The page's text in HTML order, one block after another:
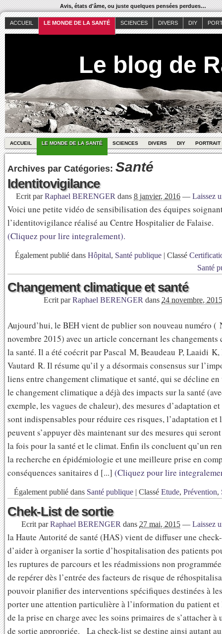
Avis, états d'âme, ou juste quelques pensées perdues…
ACCUEIL LE MONDE DE LA SANTÉ SCIENCES DIVERS DIY
Le blog de
ACCUEIL LE MONDE DE LA SANTÉ SCIENCES DIVERS DIY PORTRAIT
Archives par Catégories: Santé
Identitovigilance
Ecrit parRaphael BERENGER dans 8 janvier, 2016 — Laissez
Voici une petite vidéo de sensibilisation des équipes
l’identitovigilance réalisé au Centre Hospitalier de
(Cliquez pour lire integralement).
Également publié dans Hôpital, Santé publique | Classé
Santé
Changement climatique et santé
Ecrit parRaphael BERENGER dans 24 novembre, 2015
Aujourd’hui, le BEH vient de publier son nouveau numéro (
novembre 2015) avec un article concernant les
la santé. Il a été coécrit par Pascal M, Beaudeau P, Laaidi K,
Vautard R. Il résume qu’il y a désormais consensus sur
liens entre changement climatique et santé, qui se décline
le changement climatique a déjà des impacts sur la santé
exemple, les vagues de chaleur), des mesures d’adaptation
sont indispensables pour réduire ces risques, l’adaptation et
peuvent s’appuyer dès maintenant sur des mesures qui
la fois pour la santé et le climat. Enfin ils concluent qu’un
la recherche en épidémiologie et une meilleure prise en
conséquences sanitaires d [...] (Cliquez pour lire
Également publié dans Santé publique | Classé Etude, Prévention,
Chek-List de sortie
Ecrit parRaphael BERENGER dans 27 mai, 2015 — Laissez
la Haute Autorité de santé (HAS) vient de diffuser une
d’aider à organiser la sortie d’hospitalisation des patients
les ruptures de parcours et les réadmissions non
de repérer dès l’entrée des facteurs de risque de
pouvoir planifier des interventions spécifiques destinées à
porter une attention particulière à l’information du patient
de la prise en charge avec les soins primaires de s’attacher
de sortie appropriée. La check-list se destine ainsi autant